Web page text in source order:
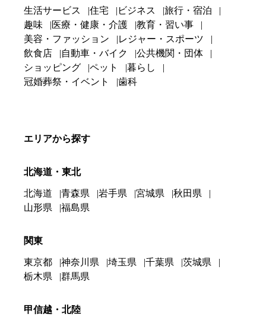
生活サービス 住宅 ビジネス
旅行・宿泊
趣味
医療・健康・介護
教育・習い事
美容・ファッション
レジャー・スポーツ
飲食店
自動車・バイク
公共機関・団体
ショッピング
ペット
暮らし
冠婚葬祭・イベント
歯科
エリアから探す
北海道・東北
北海道 青森県 岩手県 宮城県
秋田県
山形県
福島県
関東
東京都 神奈川県 埼玉県 千葉県
茨城県
栃木県
群馬県
甲信越・北陸